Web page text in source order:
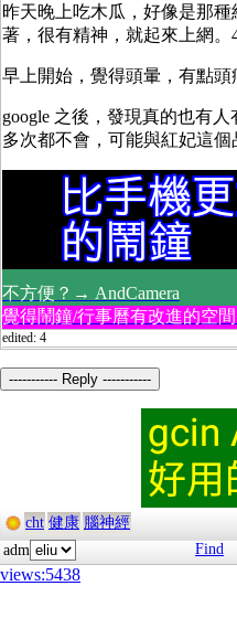
昨天晚上吃木瓜，好像是那
著，很有精神，就起來上網。
早上開始，覺得頭暈，有點頭
google 之後，發現真的也有
多次都不會，可能與紅妃這個
不方便？→ AndCamera
覺得鬧鐘/行事曆有改進的空
edited: 4
----------- Reply -----------
cht 健康 腦神經
adm
Find
views:5438